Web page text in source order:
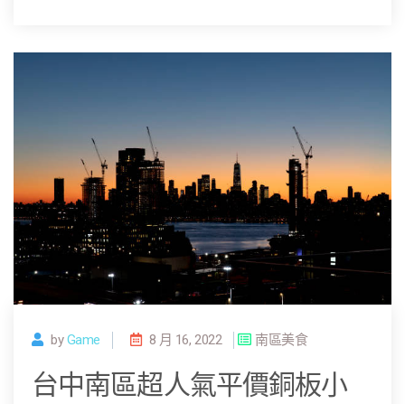
byGame 8 月 16, 2022 南區美食
台中南區超人氣平價銅板小